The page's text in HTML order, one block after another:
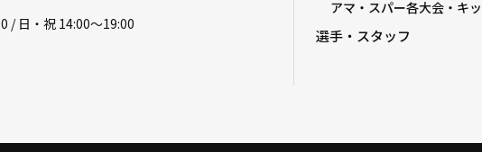
/ 日・祝 14:00〜19:00
アマ・スパー各大会・キ
選手・スタッフ